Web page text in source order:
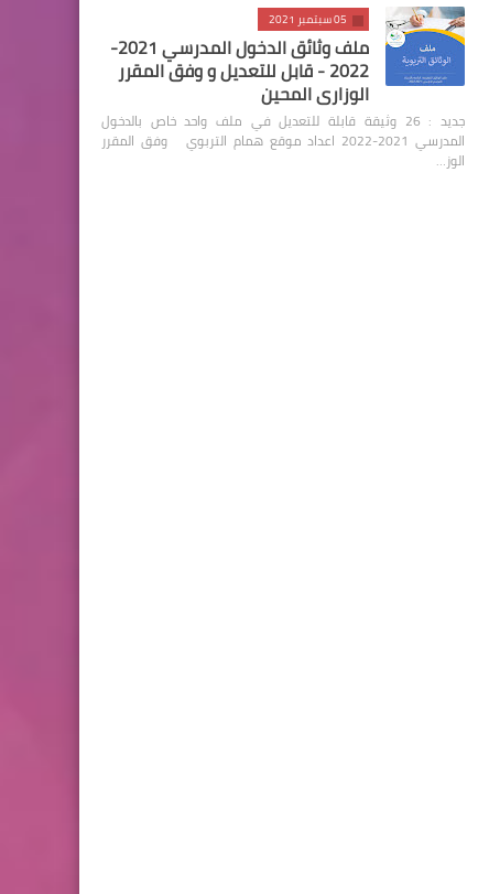
05 سبتمبر 2021
ملف وثائق الدخول المدرسي 2021-
2022 - قابل للتعديل و وفق المقرر
الوزاري المحين
جديد : 26 وثيقة قابلة للتعديل في ملف واحد خاص بالدخول
المدرسي 2021-2022 اعداد موقع همام التربوي وفق المقرر
الوز…